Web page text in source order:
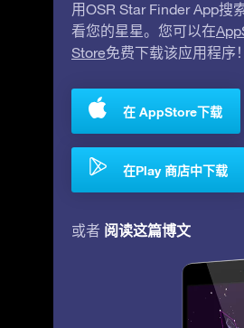
用OSR Star Finder App搜
看您的星星。您可以在
Store免费下载该应用程序！
在 AppStore下载
在Play 商店中下载
或者 阅读这篇博文